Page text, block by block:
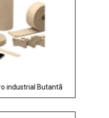
industrial Butantã